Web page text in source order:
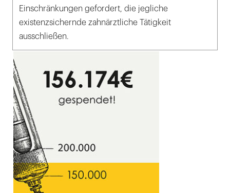
Einschränkungen gefordert, die jegliche
existenzsichernde zahnärztliche Tätigkeit
ausschließen.